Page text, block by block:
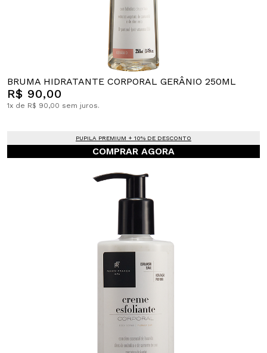
BRUMA HIDRATANTE CORPORAL GERÂNIO 250ML
R$ 90,00
1x de R$ 90,00 sem juros.
PUPILA PREMIUM + 10% DE DESCONTO
COMPRAR AGORA